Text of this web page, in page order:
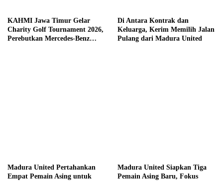
KAHMI Jawa Timur Gelar
Charity Golf Tournament 2026,
Perebutkan Mercedes-Benz
Di Antara Kontrak dan
Keluarga, Kerim Memilih Jalan
Pulang dari Madura United
Madura United Pertahankan
Empat Pemain Asing untuk
Madura United Siapkan Tiga
Pemain Asing Baru, Fokus